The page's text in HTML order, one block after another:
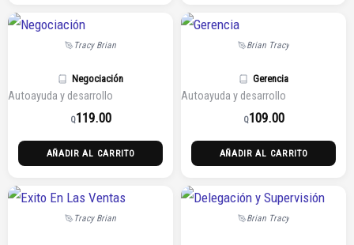
Tracy Brian
Negociación
Autoayuda y desarrollo
Q119.00
AÑADIR AL CARRITO
Brian Tracy
Gerencia
Autoayuda y desarrollo
Q109.00
AÑADIR AL CARRITO
Tracy Brian Brian Tracy